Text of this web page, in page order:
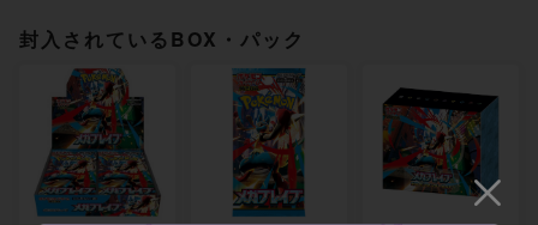
封入されているBOX・パック